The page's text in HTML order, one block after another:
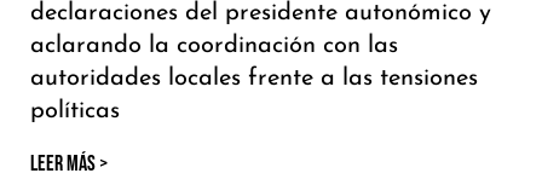
declaraciones del presidente autonómico y
aclarando la coordinación con las
autoridades locales frente a las tensiones
políticas
LEER MÁS >